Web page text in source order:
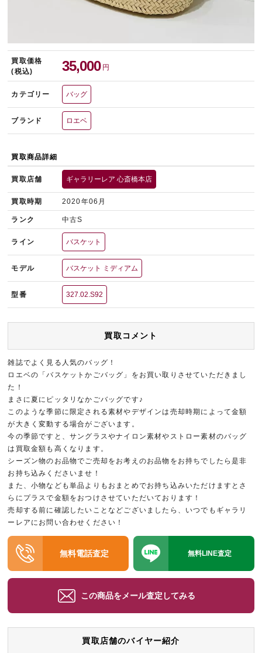
買取価格
(税込)
35,000 円
カテゴリー バッグ
ブランド ロエベ
買取商品詳細
買取店舗 ギャラリーレア 心斎橋本店
買取時期 2020年06月
ランク 中古S
ライン バスケット
モデル バスケット ミディアム
型番 327.02.S92
買取コメント
雑誌でよく見る人気のバッグ！
ロエベの「バスケットかごバッグ」をお買い取りさせていただきまし
た！
まさに夏にピッタリなかごバッグです♪
このような季節に限定される素材やデザインは売却時期によって金額
が大きく変動する場合がございます。
今の季節ですと、サングラスやナイロン素材やストロー素材のバッグ
は買取金額も高くなります。
シーズン物のお品物でご売却をお考えのお品物をお持ちでしたら是非
お持ち込みくださいませ！
また、小物なども単品よりもおまとめでお持ち込みいただけますとさ
らにプラスで金額をおつけさせていただいております！
売却する前に確認したいことなどございましたら、いつでもギャラリ
ーレアにお問い合わせください！
無料電話査定 無料LINE査定
この商品をメール査定してみる
買取店舗のバイヤー紹介